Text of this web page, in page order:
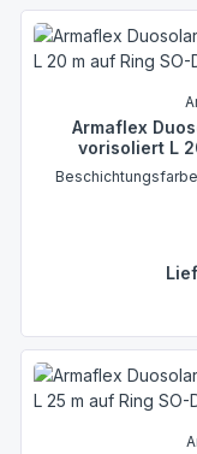
Armaflex
vorisoliert L